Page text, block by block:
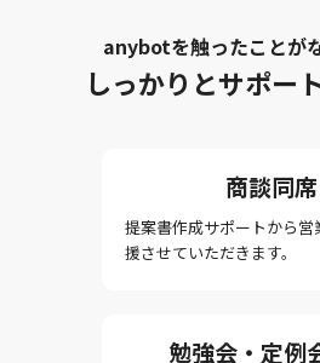
anybotを触ったことが
しっかりとサポー
商談同席
提案書作成サポートから営
援させていただきます。
勉強会・定例